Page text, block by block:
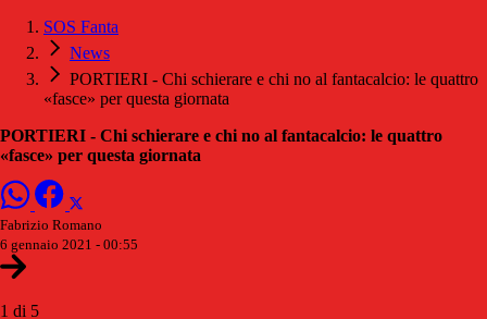
SOS Fanta
News
PORTIERI - Chi schierare e chi no al fantacalcio: le quattro
«fasce» per questa giornata
PORTIERI - Chi schierare e chi no al fantacalcio: le quattro
«fasce» per questa giornata
Fabrizio Romano
6 gennaio 2021 - 00:55
1 di 5